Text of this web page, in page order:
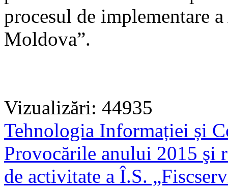
procesul de implementare
Moldova”.
Vizualizări: 44935
Tehnologia Informației și
Provocările anului 2015 şi
de activitate a Î.S.